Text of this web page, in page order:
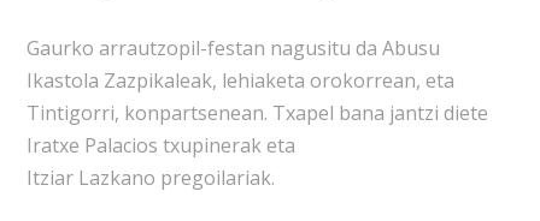
Gaurko arrautzopil-festan nagusitu da Abusu
Ikastola Zazpikaleak, lehiaketa orokorrean, eta
Tintigorri, konpartsenean. Txapel bana jantzi diete
Iratxe Palacios txupinerak eta
Itziar Lazkano pregoilariak.